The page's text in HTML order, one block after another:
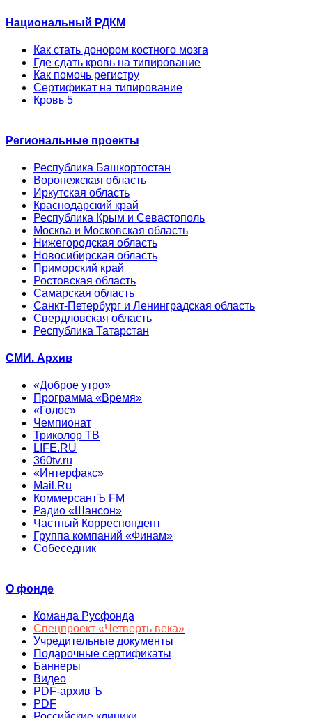
Национальный РДКМ
Как стать донором костного мозга
Где сдать кровь на типирование
Как помочь регистру
Сертификат на типирование
Кровь 5
Региональные проекты
Республика Башкортостан
Воронежская область
Иркутская область
Краснодарский край
Республика Крым и Севастополь
Москва и Московская область
Нижегородская область
Новосибирская область
Приморский край
Ростовская область
Самарская область
Санкт-Петербург и Ленинградская область
Свердловская область
Республика Татарстан
СМИ. Архив
«Доброе утро»
Программа «Время»
«Голос»
Чемпионат
Триколор ТВ
LIFE.RU
360tv.ru
«Интерфакс»
Mail.Ru
КоммерсантЪ FM
Радио «Шансон»
Частный Корреспондент
Группа компаний «Финам»
Собеседник
О фонде
Команда Русфонда
Спецпроект «Четверть века»
Учредительные документы
Подарочные сертификаты
Баннеры
Видео
PDF-архив Ъ
PDF